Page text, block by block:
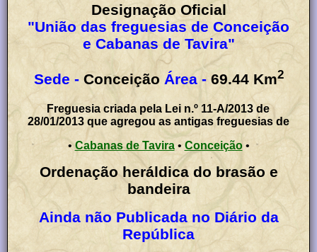
Designação Oficial
"União das freguesias de Conceição
e Cabanas de Tavira"
Sede - Conceição Área - 69.44 Km2
Freguesia criada pela Lei n.º 11-A/2013 de
28/01/2013 que agregou as antigas freguesias de
•
Cabanas de Tavira•Conceição•
Ordenação heráldica do brasão e
bandeira
Ainda não Publicada no Diário da
República